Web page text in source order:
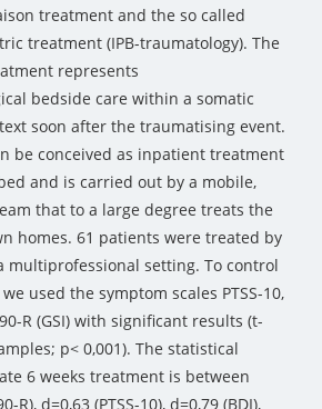
treatment and the so called
treatment (IPB-traumatology). The
represents
bedside care within a somatic
soon after the traumatising event.
be conceived as inpatient treatment
and is carried out by a mobile,
that to a large degree treats the
homes. 61 patients were treated by
multiprofessional setting. To control
used the symptom scales PTSS-10,
90-R (GSI) with significant results (t-
p< 0,001). The statistical
6 weeks treatment is between
R), d=0,63 (PTSS-10), d=0,79 (BDI),